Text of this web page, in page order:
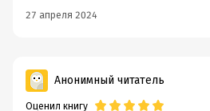
27 апреля 2024
Анонимный читатель
Оценил книгу